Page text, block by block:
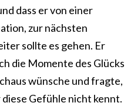
dass er von einer
zur nächsten
sollte es gehen. Er
die Momente des Glücks
wünsche und fragte,
diese Gefühle nicht kennt.